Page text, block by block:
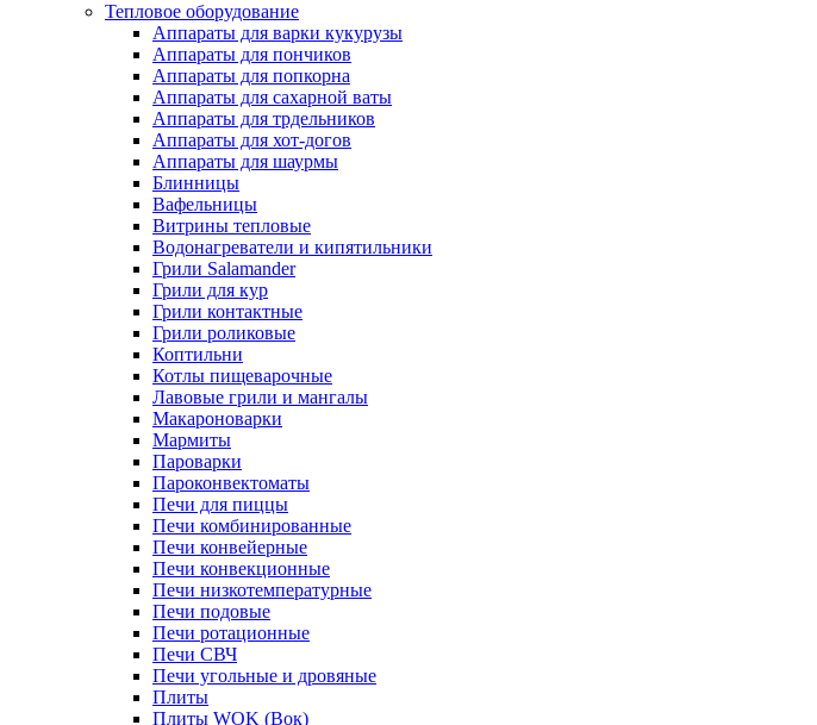
Тепловое оборудование
Аппараты для варки кукурузы
Аппараты для пончиков
Аппараты для попкорна
Аппараты для сахарной ваты
Аппараты для трдельников
Аппараты для хот-догов
Аппараты для шаурмы
Блинницы
Вафельницы
Витрины тепловые
Водонагреватели и кипятильники
Грили Salamander
Грили для кур
Грили контактные
Грили роликовые
Коптильни
Котлы пищеварочные
Лавовые грили и мангалы
Макароноварки
Мармиты
Пароварки
Пароконвектоматы
Печи для пиццы
Печи комбинированные
Печи конвейерные
Печи конвекционные
Печи низкотемпературные
Печи подовые
Печи ротационные
Печи СВЧ
Печи угольные и дровяные
Плиты
Плиты WOK (Вок)